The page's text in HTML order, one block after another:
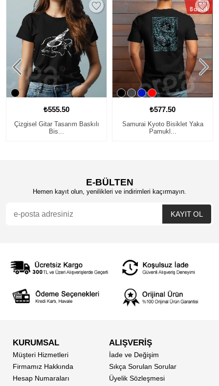
₺555.50
Çizgisel Gitar Tasarım Baskılı
Bis...
₺577.50
Samurai Kyoto Bisiklet Yaka
Pamukl...
E-BÜLTEN
Hemen kayıt olun, yenilikleri ve indirimleri kaçırmayın.
KURUMSAL
Müşteri Hizmetleri
Firmamız Hakkında
Hesap Numaraları
ALIŞVERİŞ
İade ve Değişim
Sıkça Sorulan Sorular
Üyelik Sözleşmesi